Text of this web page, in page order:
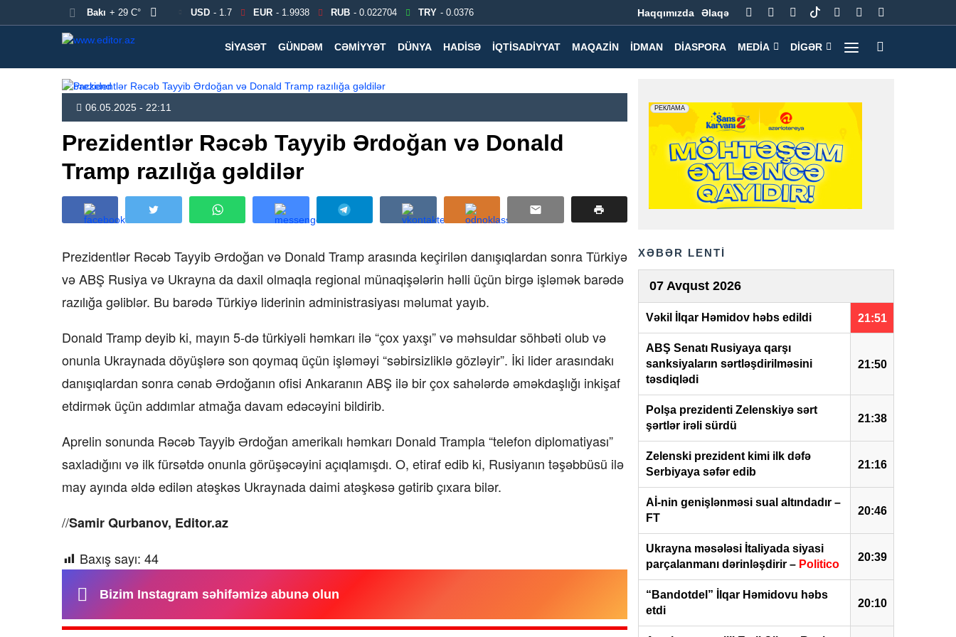
Bakı + 29 C° USD - 1.7 EUR - 1.9938 RUB - 0.022704 TRY - 0.0376 Haqqımızda Əlaqə
SIYASƏT GÜNDƏM CƏMIYYƏT DÜNYA HADISƏ İQTISADIYYAT MAQAZIN İDMAN DIASPORA MEDIA DIGƏR
06.05.2025 - 22:11
Prezidentlər Rəcəb Tayyib Ərdoğan və Donald
Tramp razılığa gəldilər
Prezidentlər Rəcəb Tayyib Ərdoğan və Donald Tramp arasında keçirilən danışıqlardan sonra Türkiyə
və ABŞ Rusiya və Ukrayna da daxil olmaqla regional münaqişələrin həlli üçün birgə işləmək barədə
razılığa gəliblər. Bu barədə Türkiyə liderinin administrasiyası məlumat yayıb.
Donald Tramp deyib ki, mayın 5-də türkiyəli həmkarı ilə “çox yaxşı” və məhsuldar söhbəti olub və
onunla Ukraynada döyüşlərə son qoymaq üçün işləməyi “səbirsizliklə gözləyir”. İki lider arasındakı
danışıqlardan sonra cənab Ərdoğanın ofisi Ankaranın ABŞ ilə bir çox sahələrdə əməkdaşlığı inkişaf
etdirmək üçün addımlar atmağa davam edəcəyini bildirib.
Aprelin sonunda Rəcəb Tayyib Ərdoğan amerikalı həmkarı Donald Trampla “telefon diplomatiyası”
saxladığını və ilk fürsətdə onunla görüşəcəyini açıqlamışdı. O, etiraf edib ki, Rusiyanın təşəbbüsü ilə
may ayında əldə edilən atəşkəs Ukraynada daimi atəşkəsə gətirib çıxara bilər.
//Samir Qurbanov, Editor.az
Baxış sayı: 44
Bizim Instagram səhifəmizə abunə olun
XƏBƏR LENTİ
07 Avqust 2026
21:51
Vəkil İlqar Həmidov həbs edildi
21:50
ABŞ Senatı Rusiyaya qarşı
sanksiyaların sərtləşdirilməsini
təsdiqlədi
21:38
Polşa prezidenti Zelenskiyə sərt
şərtlər irəli sürdü
21:16
Zelenski prezident kimi ilk dəfə
Serbiyaya səfər edib
20:46
Aİ-nin genişlənməsi sual altındadır –
FT
20:39
Ukrayna məsələsi İtaliyada siyasi
parçalanmanı dərinləşdirir – Politico
20:10
“Bandotdel” İlqar Həmidovu həbs
etdi